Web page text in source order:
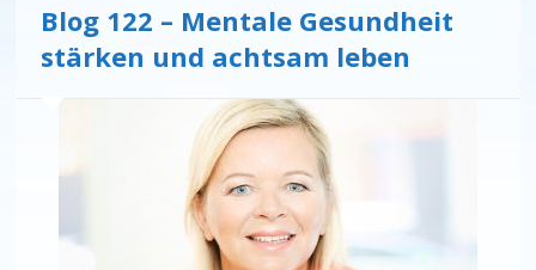
Blog 122 – Mentale Gesundheit
stärken und achtsam leben